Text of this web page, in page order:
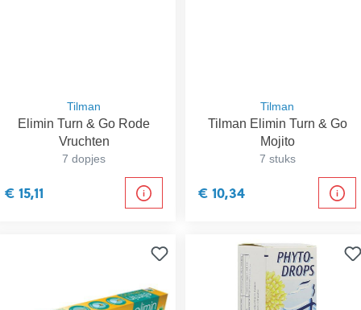
Tilman
Elimin Turn & Go Rode
Vruchten
7 dopjes
€ 15,11
Tilman
Tilman Elimin Turn & Go
Mojito
7 stuks
€ 10,34